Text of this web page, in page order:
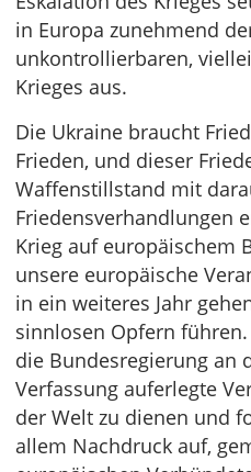
in Europa zunehmend
unkontrollierbaren,
Krieges aus.
Die Ukraine braucht
Frieden, und dieser
Waffenstillstand mit
Friedensverhandlungen
Krieg auf europäischem
unsere europäische
in ein weiteres Jahr
sinnlosen Opfern
die Bundesregierung an
Verfassung auferlegte
der Welt zu dienen und
allem Nachdruck auf,